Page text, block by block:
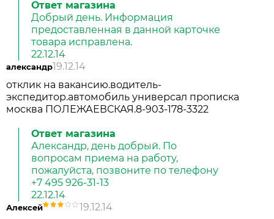
Ответ магазина
Добрый день. Информация
предоставленная в данной карточке
товара исправлена.
22.12.14
александр19.12.14
отклик на вакансию.водитель-
экспедитор.автомобиль универсал прописка
москва ПОЛЕЖАЕВСКАЯ.8-903-178-3322
Ответ магазина
Александр, день добрый. По
вопросам приема на работу,
пожалуйста, позвоните по телефону
+7 495 926-31-13
22.12.14
Алексей
19.12.14